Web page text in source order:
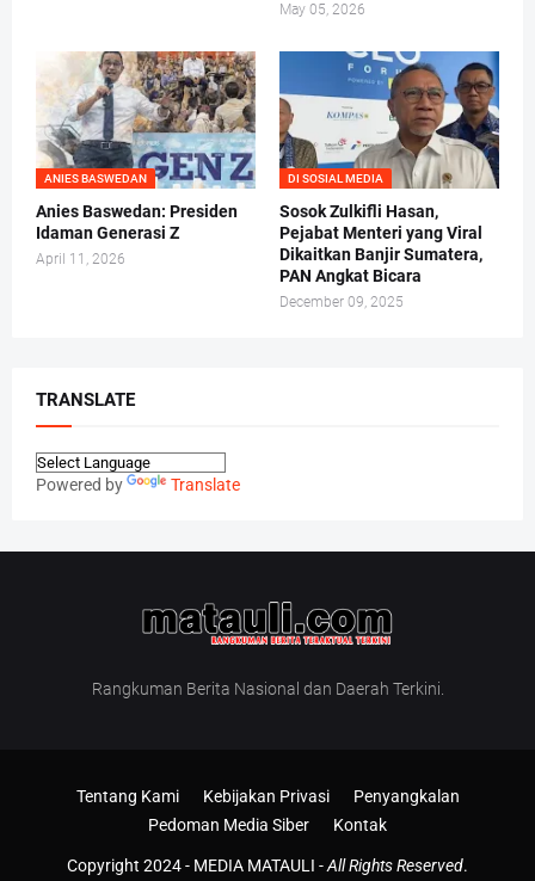
May 05, 2026
ANIES BASWEDAN
Anies Baswedan: Presiden
Idaman Generasi Z
April 11, 2026
DI SOSIAL MEDIA
Sosok Zulkifli Hasan,
Pejabat Menteri yang Viral
Dikaitkan Banjir Sumatera,
PAN Angkat Bicara
December 09, 2025
TRANSLATE
Powered by Translate
Rangkuman Berita Nasional dan Daerah Terkini.
Copyright 2024 - MEDIA MATAULI -All Rights Reserved.
Tentang Kami Kebijakan Privasi
Penyangkalan
Pedoman Media Siber
Kontak